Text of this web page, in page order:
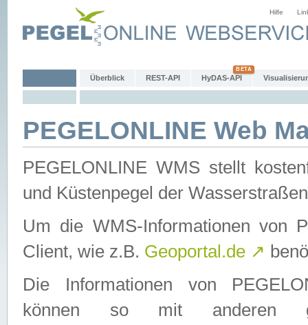
Hilfe
Überblick REST-API HyDAS-API
PEGELONLINE Web
PEGELONLINE WMS stellt
und Küstenpegel der
Um die WMS-Informationen von
Client, wie z.B. Geoportal.de ↗
Die Informationen von
können so mit anderen